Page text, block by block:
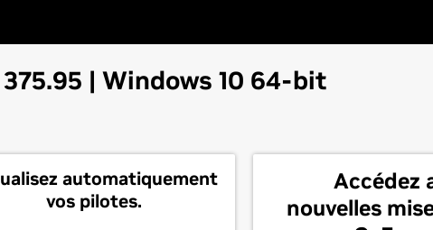
| Windows 10 64-bit
automatiquement
vos pilotes.